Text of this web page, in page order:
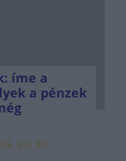
íme a
a pénzek
júl. 20.